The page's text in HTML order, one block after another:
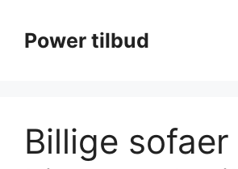
indholdPower tilbud
Billige sofaer